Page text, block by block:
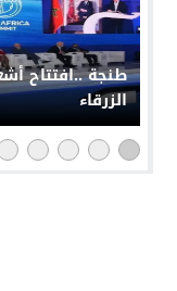
طنجة ..افتتاح
الزرقاء